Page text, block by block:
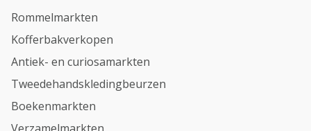
Rommelmarkten
Kofferbakverkopen
Antiek- en curiosamarkten
Tweedehandskledingbeurzen
Boekenmarkten